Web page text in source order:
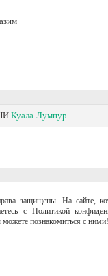
Куала-Лумпур
защищены. На сайте,
с Политикой
познакомиться с ними!